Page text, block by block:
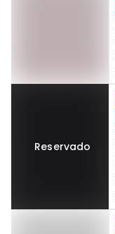
Reservado